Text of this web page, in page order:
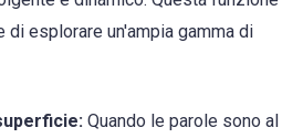
di esplorare un'ampia gamma di
Quando le parole sono al